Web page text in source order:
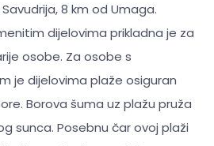
8 km od Umaga.
dijelovima prikladna je za
osobe. Za osobe s
je dijelovima plaže osiguran
Borova šuma uz plažu pruža
sunca. Posebnu čar ovoj plaži